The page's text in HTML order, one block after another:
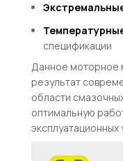
спецификации
Данное моторное
результат
области
оптимальную
эксплуатационных